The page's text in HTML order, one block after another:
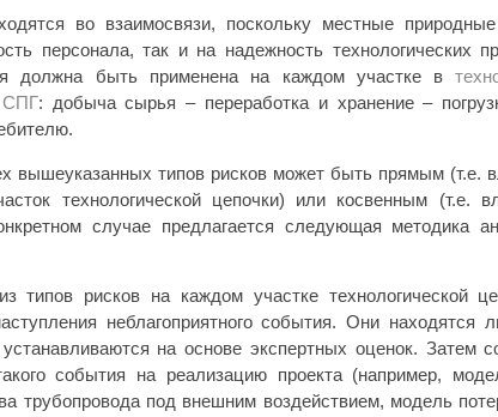
во взаимосвязи, поскольку местные
персонала, так и на надежность технологических
должна быть применена на каждом участке в
СПГ: добыча сырья – переработка и хранение –
вышеуказанных типов рисков может быть прямым (т.е.
технологической цепочки) или косвенным
случае предлагается следующая методика
типов рисков на каждом участке технологической
неблагоприятного события. Они находятся
на основе экспертных оценок. Затем
события на реализацию проекта (например,
трубопровода под внешним воздействием, модель